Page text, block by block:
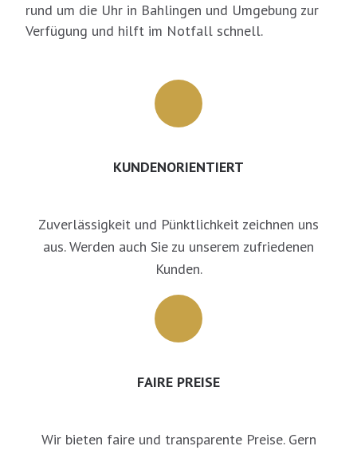
rund um die Uhr in Bahlingen und Umgebung zur
Verfügung und hilft im Notfall schnell.
KUNDENORIENTIERT
Zuverlässigkeit und Pünktlichkeit zeichnen uns
aus. Werden auch Sie zu unserem zufriedenen
Kunden.
FAIRE PREISE
Wir bieten faire und transparente Preise. Gern